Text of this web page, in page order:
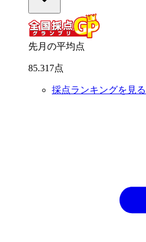
先月の平均点
85.317点
採点ランキングを見る